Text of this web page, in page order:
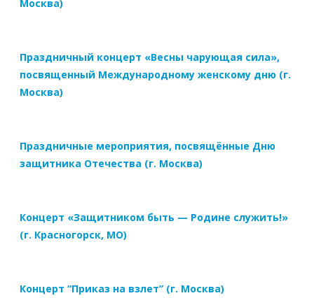
Москва)
Праздничный концерт «Весны чарующая сила»,
посвященный Международному женскому дню (г.
Москва)
Праздничные мероприятия, посвящённые Дню
защитника Отечества (г. Москва)
Концерт «Защитником быть — Родине служить!»
(г. Красногорск, МО)
Концерт “Приказ на взлет” (г. Москва)